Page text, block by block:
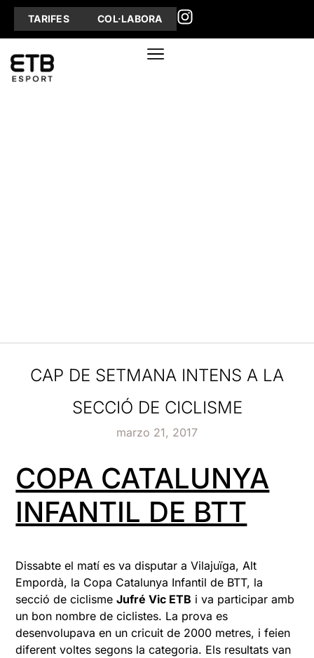
TARIFES COL·LABORA
CAP DE SETMANA INTENS A LA
SECCIÓ DE CICLISME
marzo 21, 2017
COPA CATALUNYA
INFANTIL DE BTT
Dissabte el matí es va disputar a Vilajuïga, Alt
Empordà, la Copa Catalunya Infantil de BTT, la
secció de ciclismeJufré Vic ETB i va participar amb
un bon nombre de ciclistes. La prova es
desenvolupava en un cricuit de 2000 metres, i feien
diferent voltes segons la categoria. Els resultats van